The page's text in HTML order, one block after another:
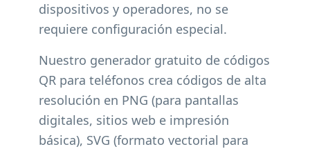
dispositivos y operadores, no se
requiere configuración especial.
Nuestro generador gratuito de códigos
QR para teléfonos crea códigos de alta
resolución en PNG (para pantallas
digitales, sitios web e impresión
básica), SVG (formato vectorial para